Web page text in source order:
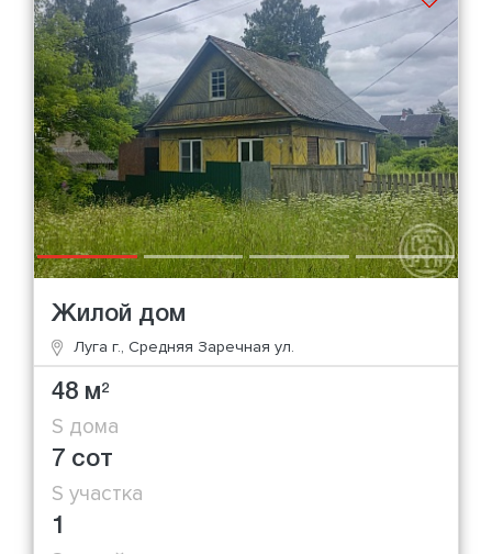
Жилой дом
Луга г., Средняя Заречная ул.
48 м2
S дома
7 сот
S участка
1